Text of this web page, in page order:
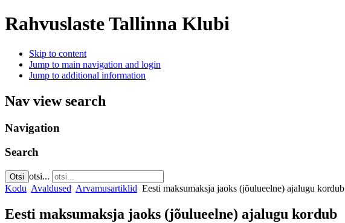
Rahvuslaste Tallinna Klubi
Skip to content
Jump to main navigation and login
Jump to additional information
Nav view search
Navigation
Search
Otsi otsi...
Kodu Avaldused Arvamusartiklid Eesti maksumaksja jaoks (jõulueelne) ajalugu kordub
Eesti maksumaksja jaoks (jõulueelne) ajalugu kordub